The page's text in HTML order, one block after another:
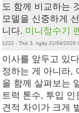
도 함께 비교하는
모델을 신중하게
니다. 미니정수기
1222 - Thứ 3, ngày 21/04/2026
이사를 앞두고 있
정하는 게 아니라,
을 함께 살펴보는
트럭 톤수, 투입
견적 차이가 크게